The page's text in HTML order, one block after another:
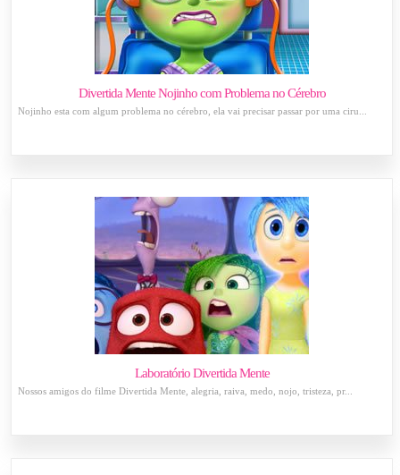
Divertida Mente Nojinho com Problema no Cérebro
Nojinho esta com algum problema no cérebro, ela vai precisar passar por uma ciru...
Laboratório Divertida Mente
Nossos amigos do filme Divertida Mente, alegria, raiva, medo, nojo, tristeza, pr...